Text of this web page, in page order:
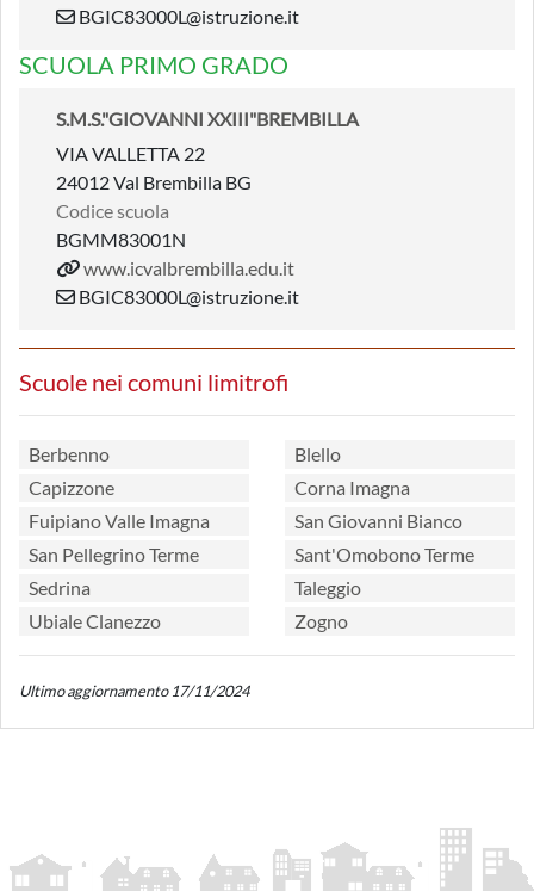
BGIC83000L@istruzione.it
SCUOLA PRIMO GRADO
S.M.S."GIOVANNI XXIII"BREMBILLA
VIA VALLETTA 22
24012 Val Brembilla BG
Codice scuola
BGMM83001N
www.icvalbrembilla.edu.it
BGIC83000L@istruzione.it
Scuole nei comuni limitrofi
Berbenno
Blello
Capizzone
Corna Imagna
Fuipiano Valle Imagna
San Giovanni Bianco
San Pellegrino Terme
Sant'Omobono Terme
Sedrina
Taleggio
Ubiale Clanezzo
Zogno
Ultimo aggiornamento 17/11/2024